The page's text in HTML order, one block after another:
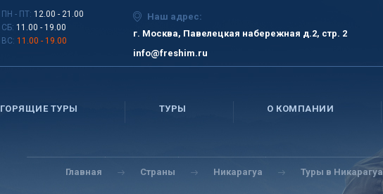
ПН - ПТ: 12.00 - 21.00
СБ: 11.00 - 19.00
ВС: 11.00 - 19.00
Наш адрес:
г. Москва, Павелецкая набережная д.2, стр. 2
info@freshim.ru
ГОРЯЩИЕ ТУРЫ ТУРЫ О КОМПАНИИ
Главная Страны Никарагуа Туры в Никарагуа